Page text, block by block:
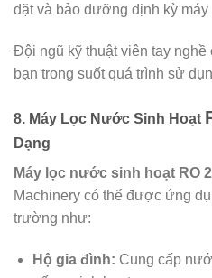
đặt và bảo dưỡng định kỳ
Đội ngũ kỹ thuật viên tay
bạn trong suốt quá trình sử
8. Máy Lọc Nước Sinh Hoạt
Dạng
Máy lọc nước sinh hoạt RO
Machinery có thể được ứng
trường như:
Hộ gia đình: Cung cấp